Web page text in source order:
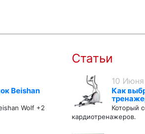
Beishan
Wolf +2
Статьи
10
Как
Который
кардиотренажеров.